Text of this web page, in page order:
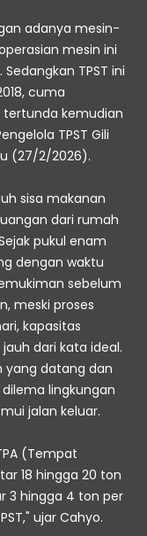
adanya mesin-
mesin ini
TPST ini
cuma
kemudian
TPST Gili
(27/2/2026).
sisa makanan
dari rumah
pukul enam
dengan waktu
sebelum
meski proses
kapasitas
dari kata ideal.
yang datang dan
lingkungan
jalan keluar.
(Tempat
18 hingga 20 ton
3 hingga 4 ton per
ujar Cahyo.